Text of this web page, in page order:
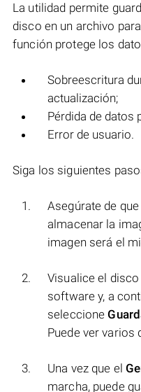
La utilidad permite
disco en un archivo
función protege los
Sobreescritura
actualización;
Pérdida de datos
Error de usuario.
Siga los siguientes
Asegúrate de
almacenar la
imagen será el
Visualice el
software y, a
seleccione
Puede ver varios
Una vez que el
marcha, puede